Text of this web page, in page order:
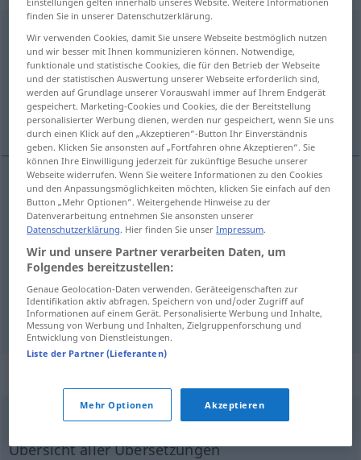
emulgenteadj
Übersicht aller Übersetzungen
(Für mehr Details die Übersetzung anklicken/antippen)
emulgierend Weitere Beispiele...
emulgierend emulgente QUÍM FISIOL
Beispiele
arterias y venasfplemulgentes
Nierenarterien und -venenfpl
emulgentem
Übersicht aller Übersetzungen
finden Sie in unserer Datenschutzerklärung.
Wir verwenden Cookies, damit Sie unsere Webseite bestmöglich nutzen
und wir besser mit Ihnen kommunizieren können. Notwendige,
funktionale und statistische Cookies, die für den Betrieb der Webseite
und der statistischen Auswertung unserer Webseite erforderlich sind,
werden auf Grundlage unserer Vorauswahl immer auf Ihrem Endgerät
gespeichert. Marketing-Cookies und Cookies, die der Bereitstellung
personalisierter Werbung dienen, werden nur gespeichert, wenn Sie uns
durch einen Klick auf den „Akzeptieren“-Button Ihr Einverständnis
geben. Klicken Sie ansonsten auf „Fortfahren ohne Akzeptieren“. Sie
können Ihre Einwilligung jederzeit für zukünftige Besuche unserer
Webseite widerrufen. Wenn Sie weitere Informationen zu den Cookies
und den Anpassungsmöglichkeiten möchten, klicken Sie einfach auf den
Button „Mehr Optionen“. Weitergehende Hinweise zu der
Datenverarbeitung entnehmen Sie ansonsten unserer
Datenschutzerklärung. Hier finden Sie unserImpressum.
Wir und unsere Partner verarbeiten Daten, um
Folgendes bereitzustellen:
Genaue Geolocation-Daten verwenden. Geräteeigenschaften zur
Identifikation aktiv abfragen. Speichern von und/oder Zugriff auf
Informationen auf einem Gerät. Personalisierte Werbung und Inhalte,
Messung von Werbung und Inhalten, Zielgruppenforschung und
Entwicklung von Dienstleistungen.
Liste der Partner (Lieferanten)
Mehr Optionen Akzeptieren